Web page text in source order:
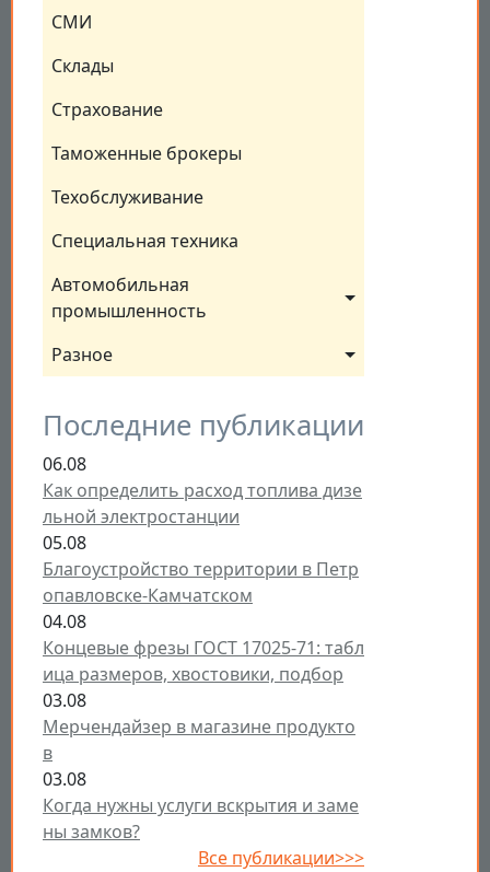
СМИ
Склады
Страхование
Таможенные брокеры
Техобслуживание
Специальная техника
Автомобильная
промышленность
Разное
Последние публикации
06.08
Как определить расход топлива дизе
льной электростанции
05.08
Благоустройство территории в Петр
опавловске-Камчатском
04.08
Концевые фрезы ГОСТ 17025-71: табл
ица размеров, хвостовики, подбор
03.08
Мерчендайзер в магазине продукто
в
03.08
Когда нужны услуги вскрытия и заме
ны замков?
Все публикации>>>